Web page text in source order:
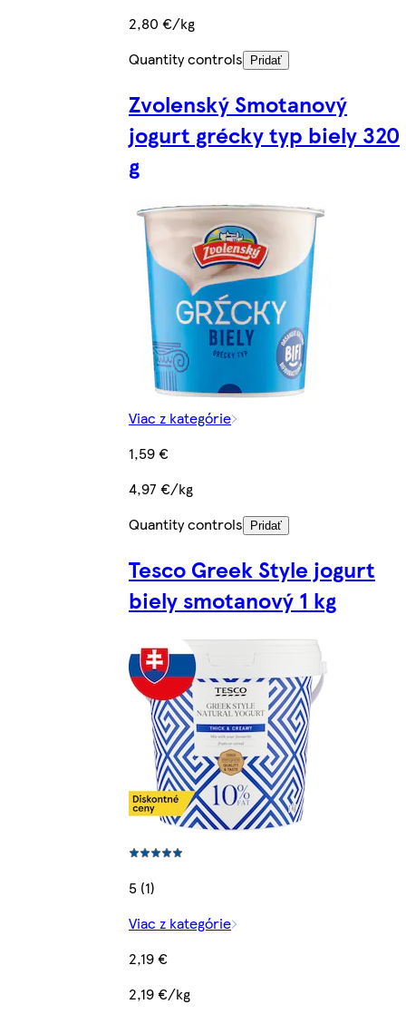
2,80 €/kg
Quantity controls
Pridať
Zvolenský Smotanový
jogurt grécky typ biely 320
g
Viac z kategórie
1,59 €
4,97 €/kg
Quantity controls
Pridať
Tesco Greek Style jogurt
biely smotanový 1 kg
5 (1)
Viac z kategórie
2,19 €
2,19 €/kg